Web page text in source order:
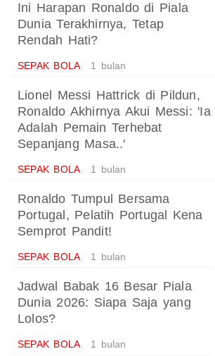
Ini Harapan Ronaldo di Piala
Dunia Terakhirnya, Tetap
Rendah Hati?
SEPAK BOLA 1 bulan
Lionel Messi Hattrick di Pildun,
Ronaldo Akhirnya Akui Messi: 'Ia
Adalah Pemain Terhebat
Sepanjang Masa..'
SEPAK BOLA 1 bulan
Ronaldo Tumpul Bersama
Portugal, Pelatih Portugal Kena
Semprot Pandit!
SEPAK BOLA 1 bulan
Jadwal Babak 16 Besar Piala
Dunia 2026: Siapa Saja yang
Lolos?
SEPAK BOLA 1 bulan